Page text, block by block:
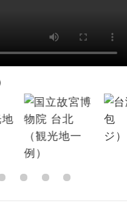
（12歳以上）
上）3,000円、子
円
にせず、ガイドさんの説明
くことができます。
発可能な個人型プランで